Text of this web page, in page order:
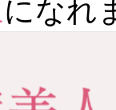
になれ